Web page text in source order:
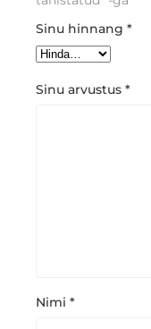
Sinu hinnang *
Sinu arvustus *
Nimi *